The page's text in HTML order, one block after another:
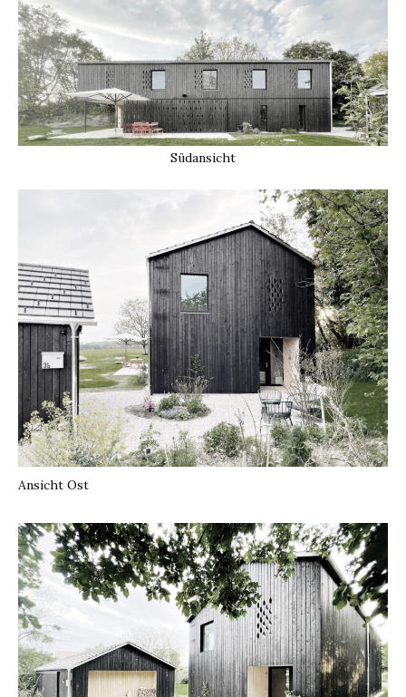
Südansicht
Ansicht Ost